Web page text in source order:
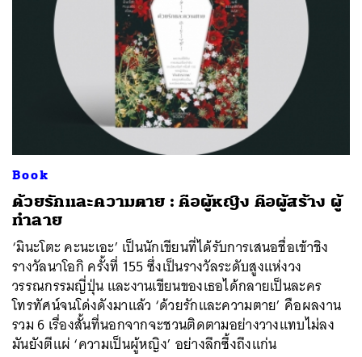
Book
ด้วยรักและความตาย : คือผู้หญิง คือผู้สร้าง ผู้
ทำลาย
‘มินะโตะ คะนะเอะ’ เป็นนักเขียนที่ได้รับการเสนอชื่อเข้าชิง
รางวัลนาโอกิ ครั้งที่ 155 ซึ่งเป็นรางวัลระดับสูงแห่งวง
วรรณกรรมญี่ปุ่น และงานเขียนของเธอได้กลายเป็นละคร
โทรทัศน์จนโด่งดังมาแล้ว ‘ด้วยรักและความตาย’ คือผลงาน
รวม 6 เรื่องสั้นที่นอกจากจะชวนติดตามอย่างวางแทบไม่ลง
มันยังตีแผ่ ‘ความเป็นผู้หญิง’ อย่างลึกซึ้งถึงแก่น